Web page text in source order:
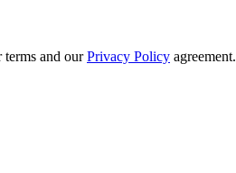
terms and ourPrivacy Policy agreement.